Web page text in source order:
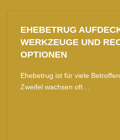
EHEBETRUG
WERKZEUGE UND
OPTIONEN
Ehebetrug ist für viele
Zweifel wachsen oft…